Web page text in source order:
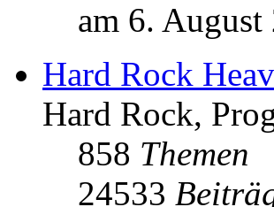
am 6.
Hard Rock
Hard Rock,
858 Themen
24533